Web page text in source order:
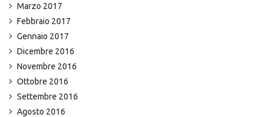
Marzo 2017
Febbraio 2017
Gennaio 2017
Dicembre 2016
Novembre 2016
Ottobre 2016
Settembre 2016
Agosto 2016